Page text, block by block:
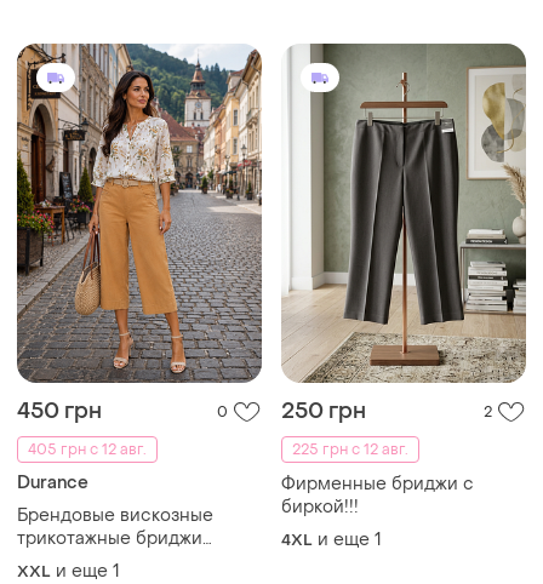
450 грн
0
405 грн с 12 авг.
Durance
Брендовые вискозные
трикотажные бриджи
большого размера
XXL и еще 1
250 грн
2
225 грн с 12 авг.
Фирменные бриджи с
биркой!!!
4XL и еще 1